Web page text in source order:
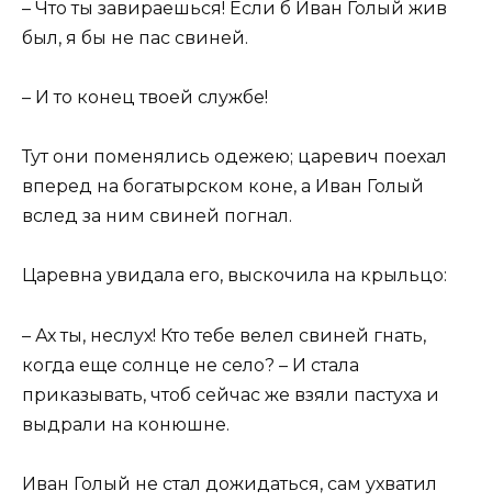
– Что ты завираешься! Если б Иван Голый жив
был, я бы не пас свиней.
– И то конец твоей службе!
Тут они поменялись одежею; царевич поехал
вперед на богатырском коне, а Иван Голый
вслед за ним свиней погнал.
Царевна увидала его, выскочила на крыльцо:
– Ах ты, неслух! Кто тебе велел свиней гнать,
когда еще солнце не село? – И стала
приказывать, чтоб сейчас же взяли пастуха и
выдрали на конюшне.
Иван Голый не стал дожидаться, сам ухватил